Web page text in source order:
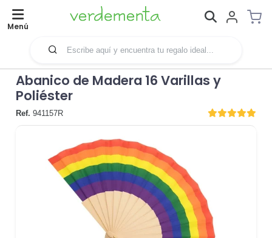
Menú
Abanico de Madera 16 Varillas y
Poliéster
Ref. 941157R